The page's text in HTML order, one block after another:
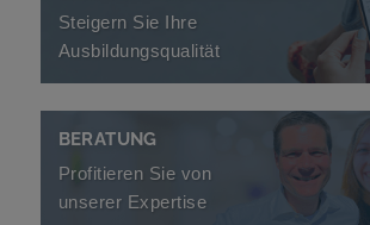
u-form Tests
Steigern Sie Ihre
Ausbildungsqualität
Azubi-Navigator
BERATUNG
Profitieren Sie von
unserer Expertise